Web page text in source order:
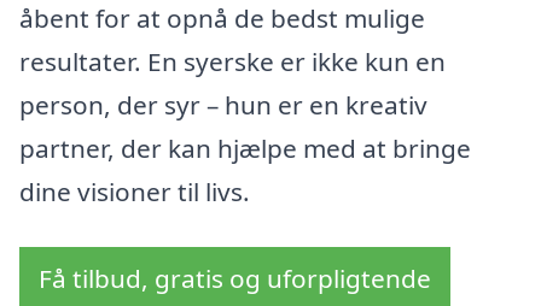
åbent for at opnå de bedst mulige
resultater. En syerske er ikke kun en
person, der syr – hun er en kreativ
partner, der kan hjælpe med at bringe
dine visioner til livs.
Få tilbud, gratis og uforpligtende